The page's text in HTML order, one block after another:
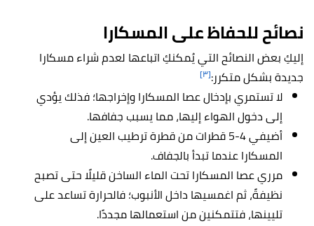
نصائح للحفاظ على المسكارا
إليكِ بعض النصائح التي يُمكنكِ اتباعها لعدم شراء مسكارا
جديدة بشكل متكرر:[٣]
لا تستمري بإدخال عصا المسكارا وإخراجها؛ فذلك يؤدي
إلى دخول الهواء إليها، مما يسبب جفافها.
أضيفي 4-5 قطرات من قطرة ترطيب العين إلى
المسكارا عندما تبدأ بالجفاف.
مرري عصا المسكارا تحت الماء الساخن قليلًا حتى تصبح
نظيفةً، ثم اغمسيها داخل الأنبوب؛ فالحرارة تساعد على
تليينها، فتتمكنين من استعمالها مجددًا.